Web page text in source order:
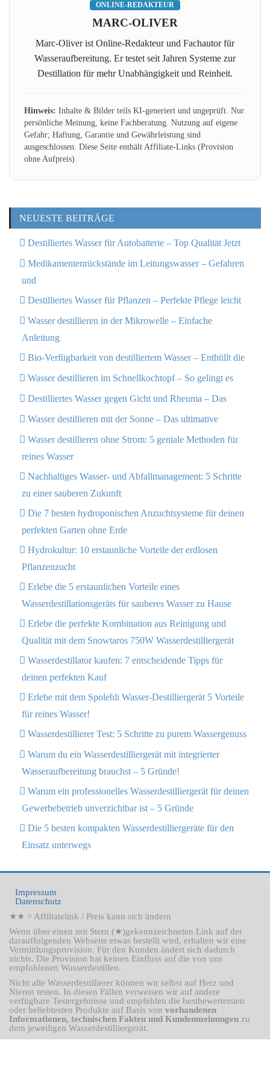
ONLINE-REDAKTEUR
MARC-OLIVER
Marc-Oliver ist Online-Redakteur und Fachautor für
Wasseraufbereitung. Er testet seit Jahren Systeme zur
Destillation für mehr Unabhängigkeit und Reinheit.
Hinweis: Inhalte & Bilder teils KI-generiert und ungeprüft. Nur
persönliche Meinung, keine Fachberatung. Nutzung auf eigene
Gefahr; Haftung, Garantie und Gewährleistung sind
ausgeschlossen. Diese Seite enthält Affiliate-Links (Provision
ohne Aufpreis).
NEUESTE BEITRÄGE
Destilliertes Wasser für Autobatterie – Top Qualität Jetzt
Medikamentenrückstände im Leitungswasser – Gefahren
und
Destilliertes Wasser für Pflanzen – Perfekte Pflege leicht
Wasser destillieren in der Mikrowelle – Einfache
Anleitung
Bio-Verfügbarkeit von destilliertem Wasser – Enthüllt die
Wasser destillieren im Schnellkochtopf – So gelingt es
Destilliertes Wasser gegen Gicht und Rheuma – Das
Wasser destillieren mit der Sonne – Das ultimative
Wasser destillieren ohne Strom: 5 geniale Methoden für
reines Wasser
Nachhaltiges Wasser- und Abfallmanagement: 5 Schritte
zu einer sauberen Zukunft
Die 7 besten hydroponischen Anzuchtsysteme für deinen
perfekten Garten ohne Erde
Hydrokultur: 10 erstaunliche Vorteile der erdlosen
Pflanzenzucht
Erlebe die 5 erstaunlichen Vorteile eines
Wasserdestillationsgeräts für sauberes Wasser zu Hause
Erlebe die perfekte Kombination aus Reinigung und
Qualität mit dem Snowtaros 750W Wasserdestilliergerät
Wasserdestillator kaufen: 7 entscheidende Tipps für
deinen perfekten Kauf
Erlebe mit dem Spolehli Wasser-Destilliergerät 5 Vorteile
für reines Wasser!
Wasserdestillierer Test: 5 Schritte zu purem Wassergenuss
Warum du ein Wasserdestilliergerät mit integrierter
Wasseraufbereitung brauchst – 5 Gründe!
Warum ein professionelles Wasserdestilliergerät für deinen
Gewerbebetrieb unverzichtbar ist – 5 Gründe
Die 5 besten kompakten Wasserdestilliergeräte für den
Einsatz unterwegs
Impressum
Datenschutz
★★ = Affiliatelink / Preis kann sich ändern
Wenn über einen mit Stern (★)gekennzeichneten Link auf der
darauffolgenden Webseite etwas bestellt wird, erhalten wir eine
Vermittlungsprovision. Für den Kunden ändert sich dadurch
nichts. Die Provision hat keinen Einfluss auf die von uns
empfohlenen Wasserdestillen.
Nicht alle Wasserdestillierer können wir selbst auf Herz und
Nieren testen. In diesen Fällen verweisen wir auf andere
verfügbare Testergebnisse und empfehlen die bestbewertetsten
oder beliebtesten Produkte auf Basis von vorhandenen
Informationen, technischen Fakten und Kundenmeinungen zu
dem jeweiligen Wasserdestilliergerät.